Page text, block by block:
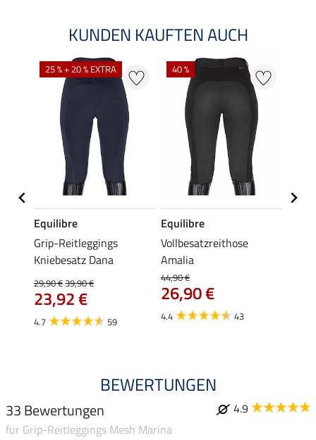
KUNDEN KAUFTEN AUCH
25 % + 20 % EXTRA
Equilibre
Grip-Reitleggings
Kniebesatz Dana
29,90 €39,90 €
23,92 €
4.7 59
40 %
Equilibre
Vollbesatzreithose
Amalia
44,90 €
26,90 €
4.4 43
BEWERTUNGEN
33 Bewertungen
4.9
für Grip-Reitleggings Mesh Marina